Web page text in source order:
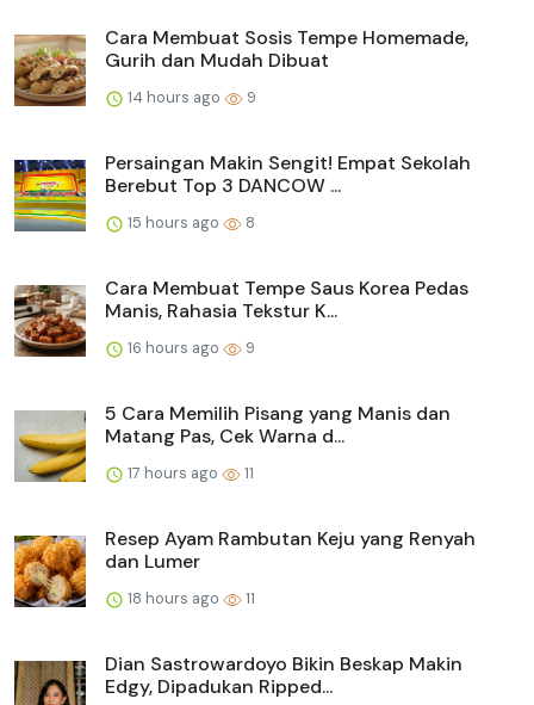
Cara Membuat Sosis Tempe Homemade,
Gurih dan Mudah Dibuat
14 hours ago 9
Persaingan Makin Sengit! Empat Sekolah
Berebut Top 3 DANCOW ...
15 hours ago 8
Cara Membuat Tempe Saus Korea Pedas
Manis, Rahasia Tekstur K...
16 hours ago 9
5 Cara Memilih Pisang yang Manis dan
Matang Pas, Cek Warna d...
17 hours ago 11
Resep Ayam Rambutan Keju yang Renyah
dan Lumer
18 hours ago 11
Dian Sastrowardoyo Bikin Beskap Makin
Edgy, Dipadukan Ripped...